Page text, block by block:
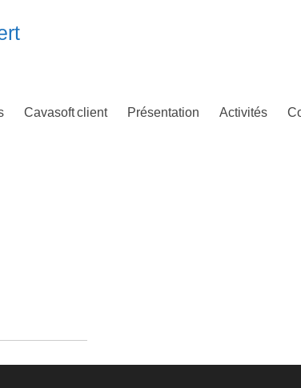
Cavasoft client Présentation Activités